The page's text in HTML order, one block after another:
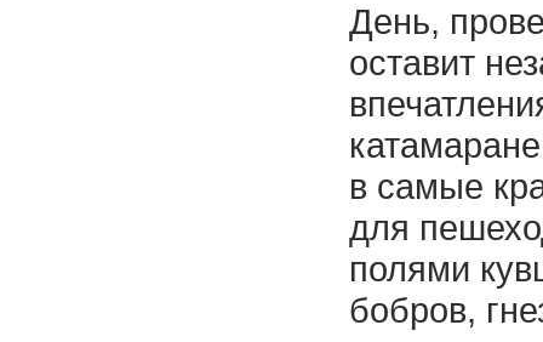
День,
оставит
в самые
для
полями
бобров,